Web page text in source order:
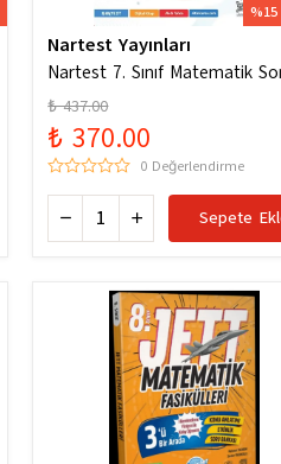
Nartest Yayınları
Nartest 7. Sınıf Matematik
Hazinesi
₺ 437.00
₺ 370.00
0 Değerlendirme
Sepete